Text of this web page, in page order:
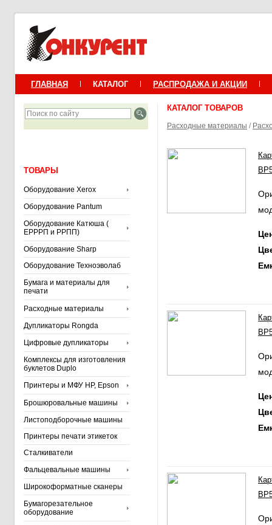
ГЛАВНАЯ КАТАЛОГ РАСПРОДАЖА И АКЦИИ
ТОВАРЫ
Оборудование Xerox
Оборудование Pantum
Оборудование Катюша (
ЕРРРП и РРПП)
Оборудование Sharp
Оборудование Техноэволаб
Бумага и материалы для
печати
Расходные материалы
Дупликаторы Rongda
Цифровые дупликаторы
Комплексы для изготовления
буклетов Duplo
Принтеры и МФУ HP, Epson
Брошюровальные машины
Листоподборочные машины
Принтеры печати этикеток
Сталкиватели
Фальцевальные машины
Широкоформатные сканеры
Бумагорезательное
оборудование
КАТАЛОГ ТОВАРОВ
Расходные материалы /